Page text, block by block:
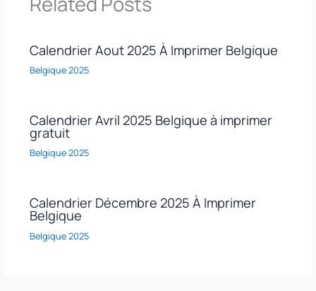
Calendrier Aout 2025 À Imprimer Belgique
Belgique 2025
Calendrier Avril 2025 Belgique à imprimer
gratuit
Belgique 2025
Calendrier Décembre 2025 À Imprimer
Belgique
Belgique 2025